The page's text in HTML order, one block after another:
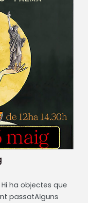
ha objectes que
passatAlguns